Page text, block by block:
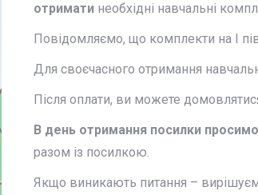
отримати необхідні навчальні
Повідомляємо, що комплекти на І
Для своєчасного отримання
Після оплати, ви можете
В день отримання посилки просимо
разом із посилкою.
Якщо виникають питання –